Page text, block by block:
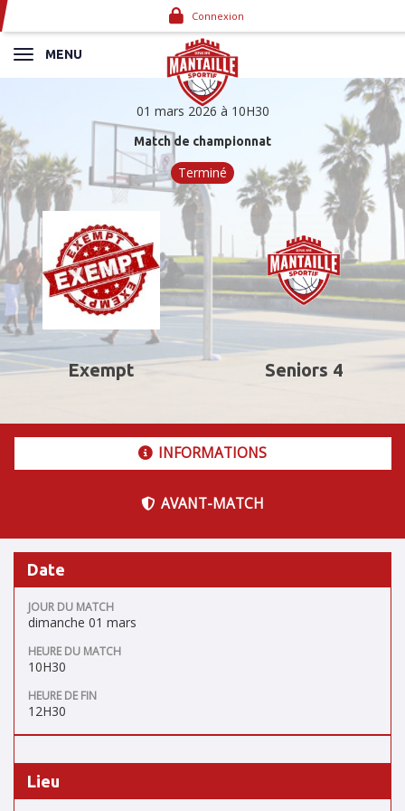
Connexion
MENU
01 mars 2026 à 10H30
Match de championnat
Terminé
Exempt Seniors 4
INFORMATIONS
AVANT-MATCH
Date
JOUR DU MATCH
dimanche 01 mars
HEURE DU MATCH
10H30
HEURE DE FIN
12H30
Lieu
Panneau de gestion des cookies